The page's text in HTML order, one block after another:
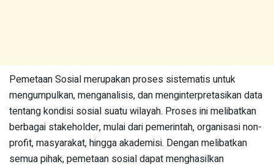
Pemetaan Sosial merupakan proses sistematis untuk
mengumpulkan, menganalisis, dan menginterpretasikan data
tentang kondisi sosial suatu wilayah. Proses ini melibatkan
berbagai stakeholder, mulai dari pemerintah, organisasi non-
profit, masyarakat, hingga akademisi. Dengan melibatkan
semua pihak, pemetaan sosial dapat menghasilkan